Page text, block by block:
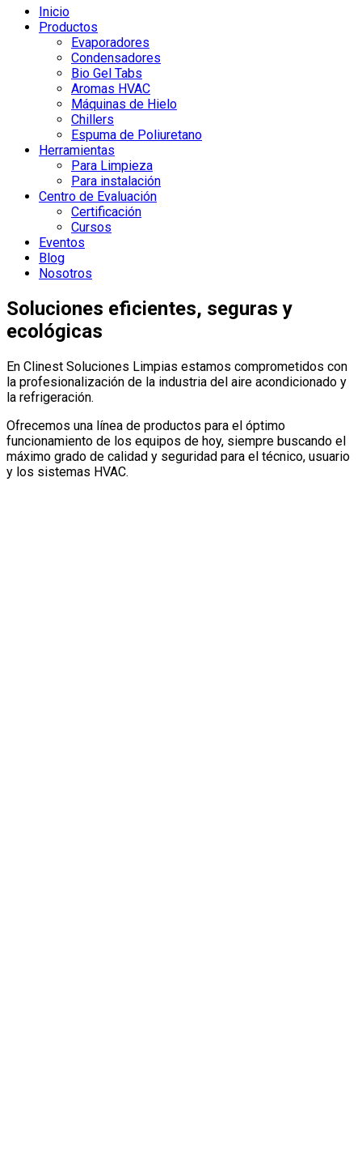
Inicio
Productos
Evaporadores
Condensadores
Bio Gel Tabs
Aromas HVAC
Máquinas de Hielo
Chillers
Espuma de Poliuretano
Herramientas
Para Limpieza
Para instalación
Centro de Evaluación
Certificación
Cursos
Eventos
Blog
Nosotros
Soluciones eficientes, seguras y
ecológicas
En Clinest Soluciones Limpias estamos comprometidos con
la profesionalización de la industria del aire acondicionado y
la refrigeración.
Ofrecemos una línea de productos para el óptimo
funcionamiento de los equipos de hoy, siempre buscando el
máximo grado de calidad y seguridad para el técnico, usuario
y los sistemas HVAC.